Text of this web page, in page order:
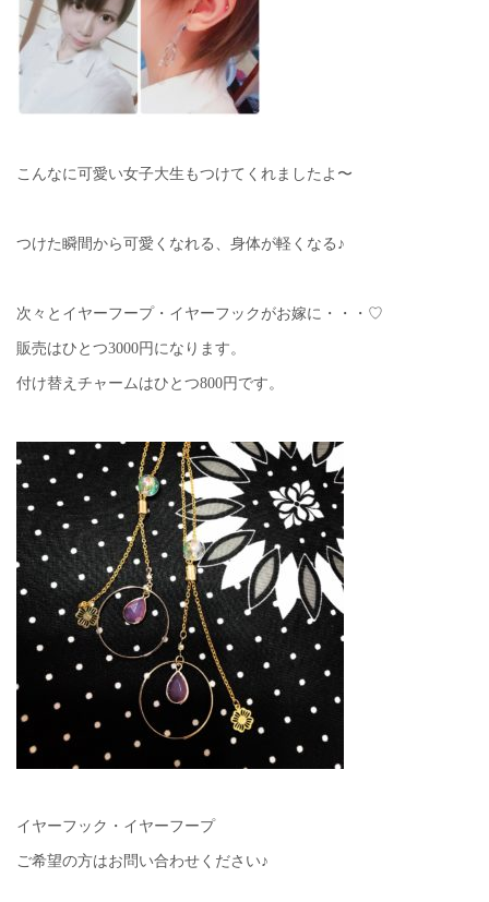
こんなに可愛い女子大生もつけてくれましたよ〜
つけた瞬間から可愛くなれる、身体が軽くなる♪
次々とイヤーフープ・イヤーフックがお嫁に・・・♡
販売はひとつ3000円になります。
付け替えチャームはひとつ800円です。
イヤーフック・イヤーフープ
ご希望の方はお問い合わせください♪